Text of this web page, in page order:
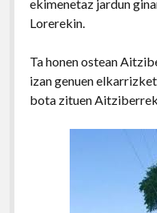
ekimenetaz jardun
Lorerekin.
Ta honen ostean
izan genuen
bota zituen